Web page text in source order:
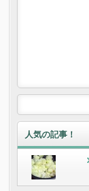
人気の記事！